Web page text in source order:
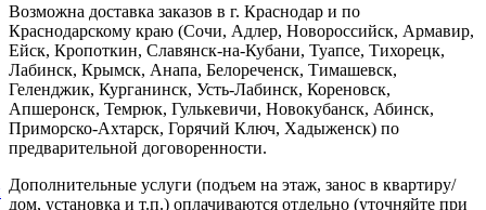
Возможна доставка заказов в г. Краснодар и по
Краснодарскому краю (Сочи, Адлер, Новороссийск, Армавир,
Ейск, Кропоткин, Славянск-на-Кубани, Туапсе, Тихорецк,
Лабинск, Крымск, Анапа, Белореченск, Тимашевск,
Геленджик, Курганинск, Усть-Лабинск, Кореновск,
Апшеронск, Темрюк, Гулькевичи, Новокубанск, Абинск,
Приморско-Ахтарск, Горячий Ключ, Хадыженск) по
предварительной договоренности.
Дополнительные услуги (подъем на этаж, занос в квартиру/
дом, установка и т.п.) оплачиваются отдельно (уточняйте при